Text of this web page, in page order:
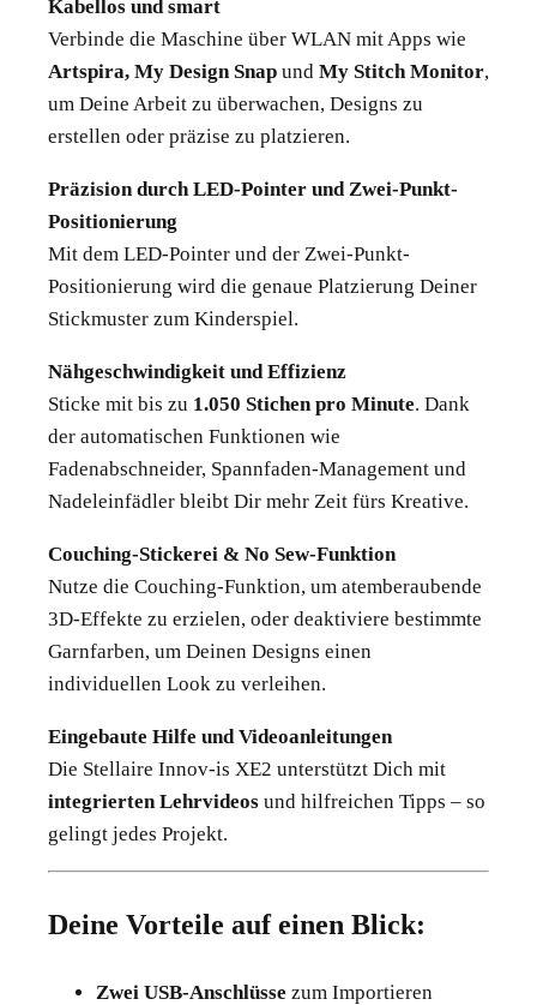
Kabellos und smart
Verbinde die Maschine über WLAN mit Apps wie
Artspira, My Design Snap und My Stitch Monitor,
um Deine Arbeit zu überwachen, Designs zu
erstellen oder präzise zu platzieren.
Präzision durch LED-Pointer und Zwei-Punkt-
Positionierung
Mit dem LED-Pointer und der Zwei-Punkt-
Positionierung wird die genaue Platzierung Deiner
Stickmuster zum Kinderspiel.
Nähgeschwindigkeit und Effizienz
Sticke mit bis zu 1.050 Stichen pro Minute. Dank
der automatischen Funktionen wie
Fadenabschneider, Spannfaden-Management und
Nadeleinfädler bleibt Dir mehr Zeit fürs Kreative.
Couching-Stickerei & No Sew-Funktion
Nutze die Couching-Funktion, um atemberaubende
3D-Effekte zu erzielen, oder deaktiviere bestimmte
Garnfarben, um Deinen Designs einen
individuellen Look zu verleihen.
Eingebaute Hilfe und Videoanleitungen
Die Stellaire Innov-is XE2 unterstützt Dich mit
integrierten Lehrvideos und hilfreichen Tipps – so
gelingt jedes Projekt.
Deine Vorteile auf einen Blick:
Zwei USB-Anschlüsse zum Importieren